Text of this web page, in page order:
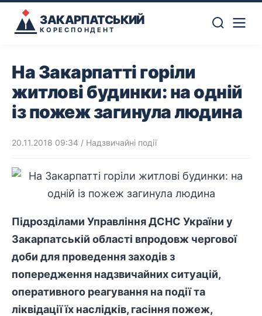
ЗАКАРПАТСЬКИЙ
КОРЕСПОНДЕНТ
На Закарпатті горіли
житлові будинки: на одній
із пожеж загинула людина
20.11.2018 09:34 / Надзвичайні події
Підрозділами Управління ДСНС України у
Закарпатській області впродовж чергової
доби для проведення заходів з
попередження надзвичайних ситуацій,
оперативного реагування на події та
ліквідації їх наслідків, гасіння пожеж,